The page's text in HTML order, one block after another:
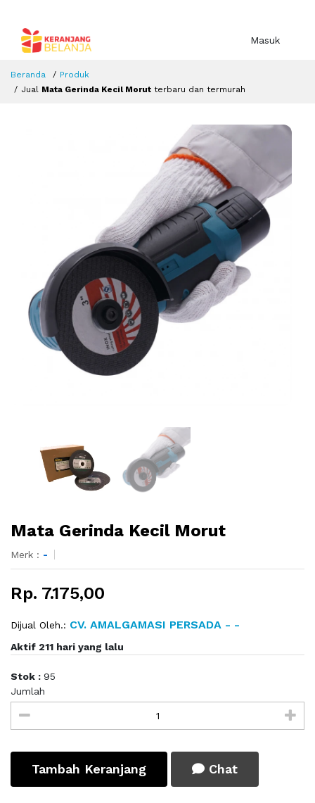
Masuk
Beranda
Produk
Jual Mata Gerinda Kecil Morut terbaru dan termurah
Mata Gerinda Kecil Morut
Merk : -
Rp. 7.175,00
Dijual Oleh.: CV. AMALGAMASI PERSADA - -
Aktif 211 hari yang lalu
Stok : 95
Jumlah
Tambah Keranjang Chat